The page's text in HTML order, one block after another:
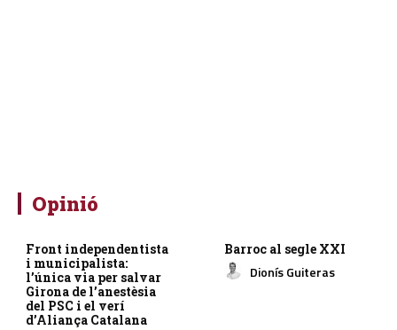
Opinió
Front independentista
i municipalista:
l’única via per salvar
Girona de l’anestèsia
del PSC i el verí
d’Aliança Catalana
Barroc al segle XXI
Dionís Guiteras